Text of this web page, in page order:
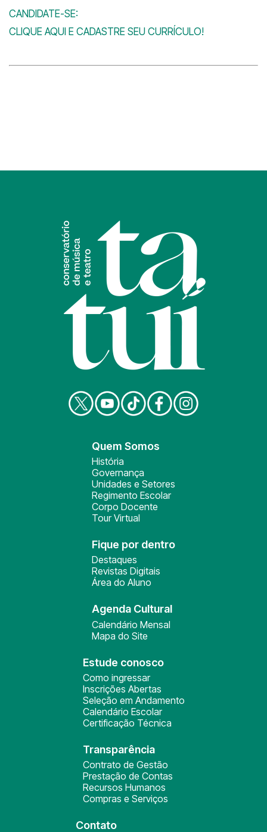
CANDIDATE-SE:
CLIQUE AQUI E CADASTRE SEU CURRÍCULO!
Quem Somos
História
Governança
Unidades e Setores
Regimento Escolar
Corpo Docente
Tour Virtual
Fique por dentro
Destaques
Revistas Digitais
Área do Aluno
Agenda Cultural
Calendário Mensal
Mapa do Site
Estude conosco
Como ingressar
Inscrições Abertas
Seleção em Andamento
Calendário Escolar
Certificação Técnica
Transparência
Contrato de Gestão
Prestação de Contas
Recursos Humanos
Compras e Serviços
Contato